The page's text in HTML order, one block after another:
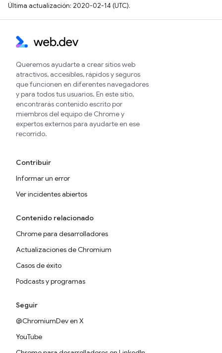
Última actualización: 2020-02-14 (UTC).
Queremos ayudarte a crear sitios web
atractivos, accesibles, rápidos y seguros
que funcionen en diferentes navegadores
y para todos tus usuarios. En este sitio,
encontrarás contenido escrito por
miembros del equipo de Chrome y
expertos externos para ayudarte en ese
recorrido.
Contribuir
Informar un error
Ver incidentes abiertos
Contenido relacionado
Chrome para desarrolladores
Actualizaciones de Chromium
Casos de éxito
Podcasts y programas
Seguir
@ChromiumDev en X
YouTube